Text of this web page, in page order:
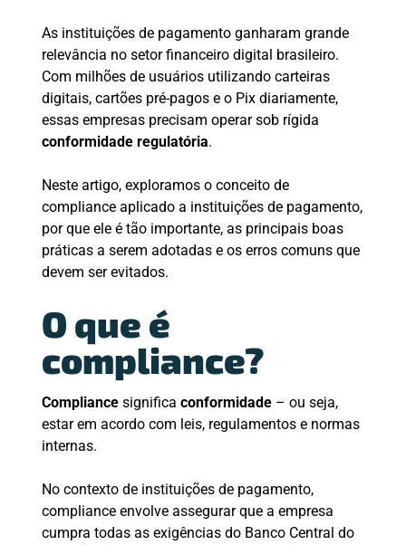
As instituições de pagamento ganharam grande
relevância no setor financeiro digital brasileiro.
Com milhões de usuários utilizando carteiras
digitais, cartões pré-pagos e o Pix diariamente,
essas empresas precisam operar sob rígida
conformidade regulatória.
Neste artigo, exploramos o conceito de
compliance aplicado a instituições de pagamento,
por que ele é tão importante, as principais boas
práticas a serem adotadas e os erros comuns que
devem ser evitados.
O que é
compliance?
Compliancesignifica conformidade– ou seja,
estar em acordo com leis, regulamentos e normas
internas.
No contexto de instituições de pagamento,
compliance envolve assegurar que a empresa
cumpra todas as exigências do Banco Central do